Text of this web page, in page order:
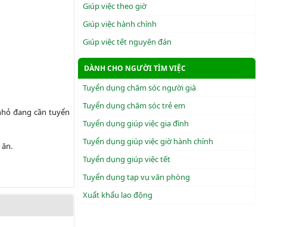
đang cần tuyển
Giúp việc theo giờ
Giúp việc hành chính
Giúp việc tết nguyên đán
DÀNH CHO NGƯỜI TÌM VIỆC
Tuyển dụng chăm sóc người già
Tuyển dụng chăm sóc trẻ em
Tuyển dụng giúp việc gia đình
Tuyển dụng giúp việc giờ hành chính
Tuyển dụng giúp việc tết
Tuyển dụng tạp vụ văn phòng
Xuẩt khẩu lao động